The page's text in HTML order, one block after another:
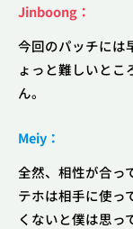
Jinboong：
今回のパッチには
ょっと難しいとこ
ん。
Meiy：
全然、相性が合っ
テホは相手に使っ
くないと僕は思っ